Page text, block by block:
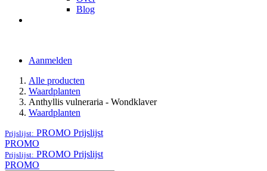
Blog
Aanmelden
Alle producten
Waardplanten
Anthyllis vulneraria - Wondklaver
Waardplanten
Prijslijst: PROMO Prijslijst
PROMO
Prijslijst: PROMO Prijslijst
PROMO